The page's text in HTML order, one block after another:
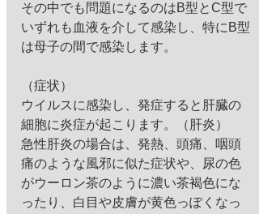
その中でも問題になるのはB型とC型で
いずれも血液を介して感染し、特にB型
は母子の間で感染します。
（症状）
ウイルスに感染し、発症すると肝臓の
細胞に炎症が起こります。（肝炎）
急性肝炎の場合は、発熱、頭痛、咽頭
痛のような風邪に似た症状や、尿の色
がウーロン茶のように濃い茶褐色にな
ったり、白目や皮膚が黄色っぽくなっ